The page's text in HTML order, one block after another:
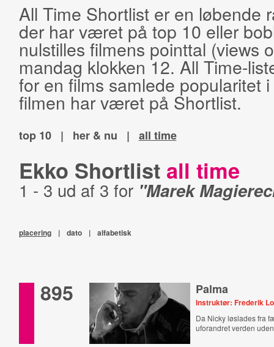
All Time Shortlist er en løbende
der har været på top 10 eller
nulstilles filmens pointtal (views
mandag klokken 12. All Time-
for en films samlede popularitet
filmen har været på Shortlist.
top 10 | her & nu | all time
Ekko Shortlist all time
1 - 3 ud af 3 for "Marek
placering | dato | alfabetisk
895 Palma
Instruktør: Frederik
Da Nicky løslades fra
uforandret verden